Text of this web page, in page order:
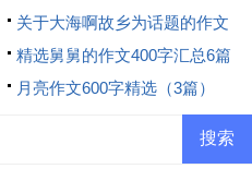
关于大海啊故乡为话题的作文
精选舅舅的作文400字汇总6篇
月亮作文600字精选（3篇）